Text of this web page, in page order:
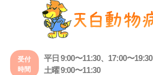
受付
時間
平日 9:00〜11:30、17:00〜19:30
土曜 9:00〜11:30